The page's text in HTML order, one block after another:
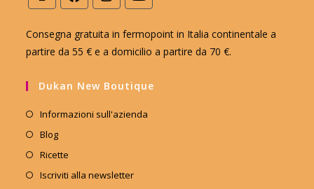
Consegna gratuita in fermopoint in Italia continentale a
partire da 55 € e a domicilio a partire da 70 €.
Dukan New Boutique
Informazioni sull'azienda
Blog
Ricette
Iscriviti alla newsletter